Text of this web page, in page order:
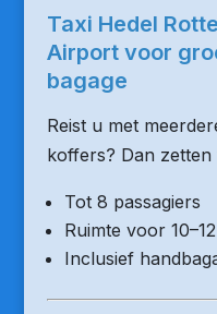
Taxi Hedel
Airport voor
bagage
Reist u met
koffers? Dan zetten
Tot 8 passagiers
Ruimte voor
Inclusief